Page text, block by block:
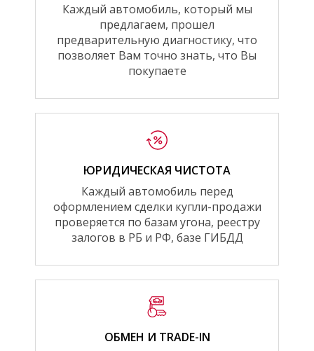
Каждый автомобиль, который мы
предлагаем, прошел
предварительную диагностику, что
позволяет Вам точно знать, что Вы
покупаете
ЮРИДИЧЕСКАЯ ЧИСТОТА
Каждый автомобиль перед
оформлением сделки купли-продажи
проверяется по базам угона, реестру
залогов в РБ и РФ, базе ГИБДД
ОБМЕН И TRADE-IN